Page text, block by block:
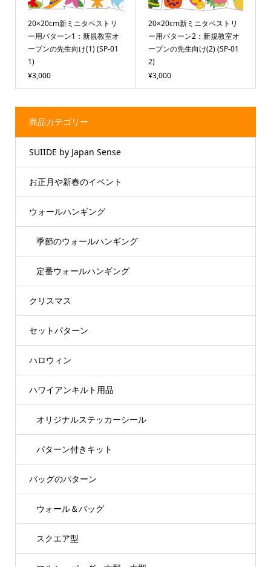
20×20cm新ミニタペストリ
ー用パターン1：新規教室オ
ープンの先生向け(1) (SP-01
1)
¥3,000
20×20cm新ミニタペストリ
ー用パターン2：新規教室オ
ープンの先生向け(2) (SP-01
2)
¥3,000
商品カテゴリー
SUIIDE by Japan Sense
お正月や新春のイベント
ウォールハンギング
季節のウォールハンギング
定番ウォールハンギング
クリスマス
セットパターン
ハロウィン
ハワイアンキルト用品
オリジナルステッカーシール
パターン付きキット
バッグのパターン
ウォール＆バッグ
スクエア型